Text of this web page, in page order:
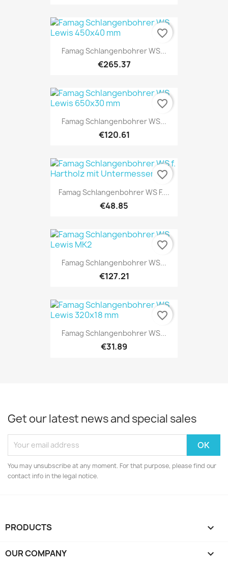
Famag Schlangenbohrer WS...
€265.37
favorite_border
Famag Schlangenbohrer WS...
€120.61
favorite_border
Famag Schlangenbohrer WS F....
€48.85
favorite_border
Famag Schlangenbohrer WS...
€127.21
favorite_border
Famag Schlangenbohrer WS...
€31.89
favorite_border
Get our latest news and special sales
You may unsubscribe at any moment. For that purpose, please find our
contact info in the legal notice.
PRODUCTS 
OUR COMPANY 